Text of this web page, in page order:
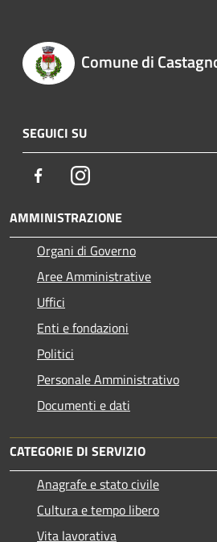
Comune di
SEGUICI SU
FacebookInstagram
AMMINISTRAZIONE
Organi di Governo
Aree Amministrative
Uffici
Enti e fondazioni
Politici
Personale Amministrativo
Documenti e dati
CATEGORIE DI SERVIZIO
Anagrafe e stato civile
Cultura e tempo libero
Vita lavorativa